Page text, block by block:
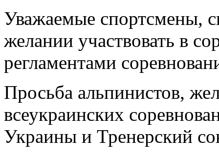
Уважаемые спортсмены,
желании участвовать в
регламентами
Просьба альпинистов,
всеукраинских
Украины и Тренерский